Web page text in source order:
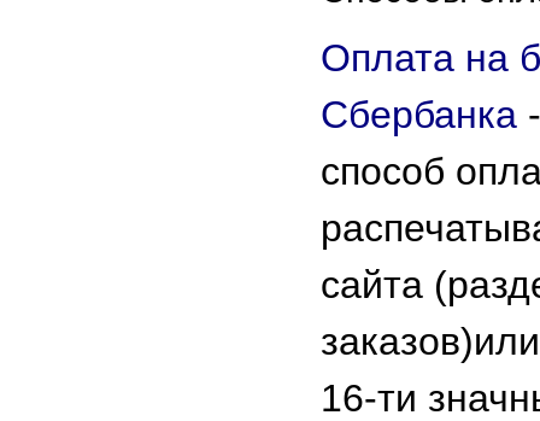
Оплата на
Сбербанка
способ
сайта
16-ти